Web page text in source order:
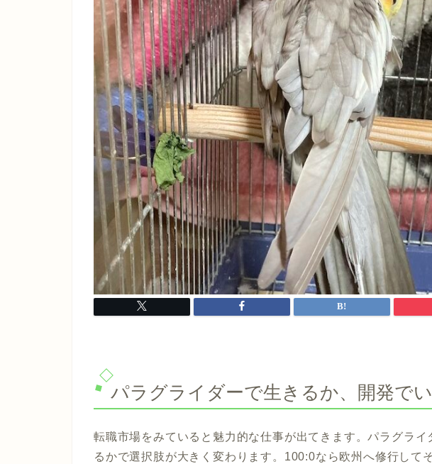
パラグライダーで生きるか、開発で
転職市場をみていると魅力的な仕事が出てきます。パラグラ
るかで選択肢が大きく変わります。100:0なら欧州へ修行して